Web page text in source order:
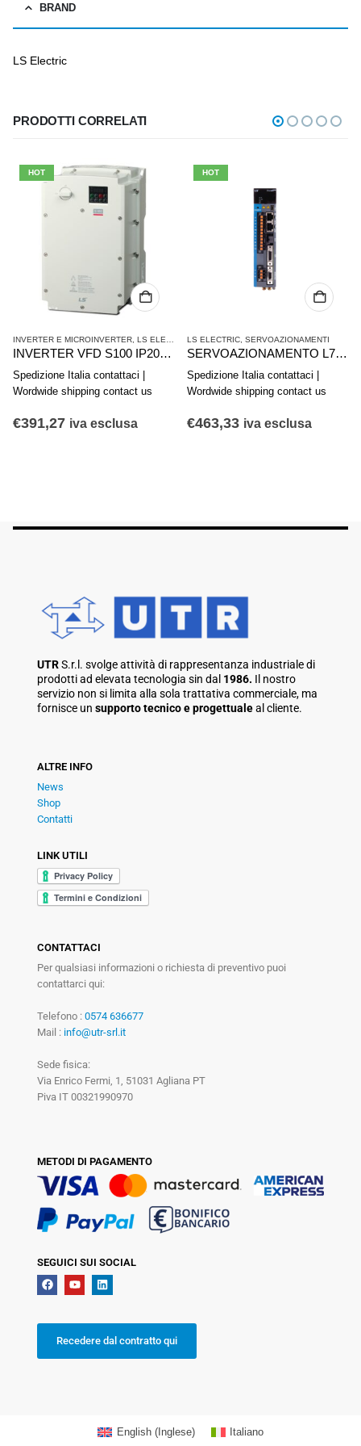
BRAND
LS Electric
PRODOTTI CORRELATI
HOT
INVERTER E MICROINVERTER LS ELECTRIC
INVERTER VFD S100 IP20 LSLV0055S100-4EOFNS
Spedizione Italia contattaci |
Wordwide shipping contact us
€391,27 iva esclusa
HOT
LS ELECTRIC SERVOAZIONAMENTI
SERVOAZIONAMENTO L7PA008U STANDARD I/O 4715005800
Spedizione Italia contattaci |
Wordwide shipping contact us
€463,33 iva esclusa
UTRS.r.l. svolge attività di rappresentanza industriale di
prodotti ad elevata tecnologia sin dal 1986. Il nostro
servizio non si limita alla sola trattativa commerciale, ma
fornisce un supporto tecnico e progettualeal cliente.
ALTRE INFO
News
Shop
Contatti
LINK UTILI
CONTATTACI
Per qualsiasi informazioni o richiesta di preventivo puoi
contattarci qui:
Telefono : 0574 636677
Mail : info@utr-srl.it
Sede fisica:
Via Enrico Fermi, 1, 51031 Agliana PT
Piva IT 00321990970
METODI DI PAGAMENTO
SEGUICI SUI SOCIAL
Recedere dal contratto qui
English(Inglese) Italiano